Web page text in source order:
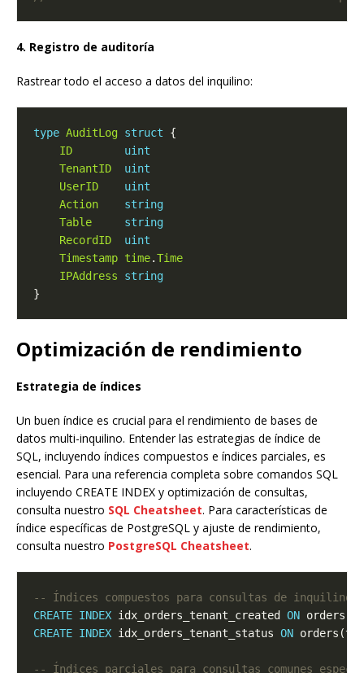
4. Registro de auditoría
Rastrear todo el acceso a datos del inquilino:
type AuditLog struct
ID
uint
TenantID
uint
UserID
uint
Action
string
Table
string
RecordID
uint
Timestamp time.Time
IPAddress
string
Optimización de rendimiento
Estrategia de índices
Un buen índice es crucial para el rendimiento de bases de
datos multi-inquilino. Entender las estrategias de índice de
SQL, incluyendo índices compuestos e índices parciales, es
esencial. Para una referencia completa sobre comandos SQL
incluyendo CREATE INDEX y optimización de consultas,
consulta nuestro SQL Cheatsheet. Para características de
índice específicas de PostgreSQL y ajuste de rendimiento,
consulta nuestro PostgreSQL Cheatsheet.
CREATE INDEX idx_orders_tenant_created ON
CREATE INDEX idx_orders_tenant_status ON